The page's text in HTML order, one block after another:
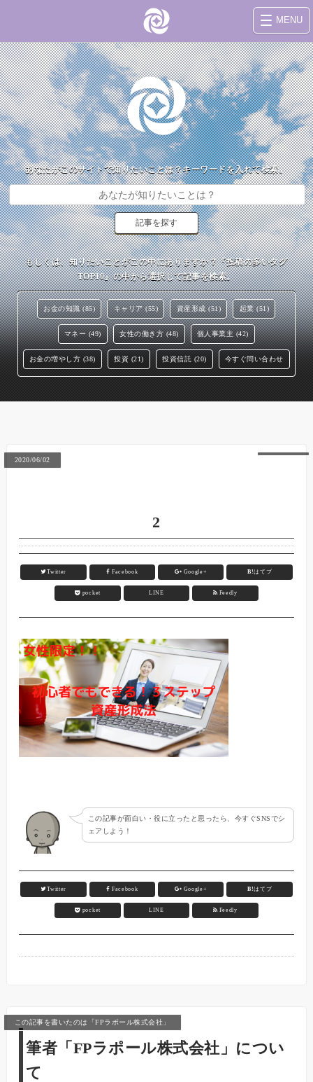
MENU
あなたがこのサイトで知りたいことは？キーワードを入れて検索。
もしくは、知りたいことがこの中にありますか？『投稿の多いタグ
TOP10』の中から選択して記事を検索。
お金の知識 (85) キャリア (55) 資産形成 (51) 起業 (51)
マネー (49) 女性の働き方 (48) 個人事業主 (42)
お金の増やし方 (38) 投資 (21) 投資信託 (20) 今すぐ問い合わせ
2020/06/02
2
Twitter Facebook Google+ B!はてブ
pocket LINE Feedly
この記事が面白い・役に立ったと思ったら、今すぐSNSでシ
ェアしよう！
Twitter Facebook Google+ B!はてブ
pocket LINE Feedly
この記事を書いたのは「FPラポール株式会社」
筆者「FPラポール株式会社」につい
て